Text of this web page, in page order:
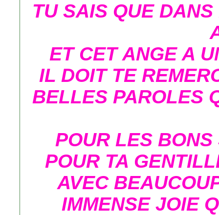
TU SAIS QUE
ET CET ANGE A
IL DOIT TE
BELLES PAROLES
POUR LES
POUR TA
AVEC
IMMENSE JOIE